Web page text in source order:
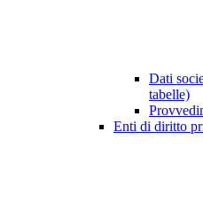
Dati
tabelle)
Enti di diritto